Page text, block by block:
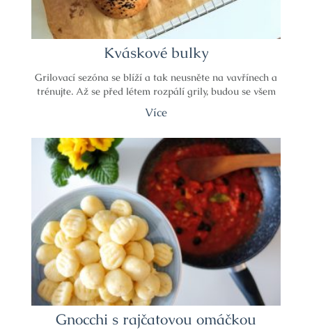
Kváskové bulky
Grilovací sezóna se blíží a tak neusněte na vavřínech a
trénujte. Až se před létem rozpálí grily, budou se všem
Více
Gnocchi s rajčatovou omáčkou